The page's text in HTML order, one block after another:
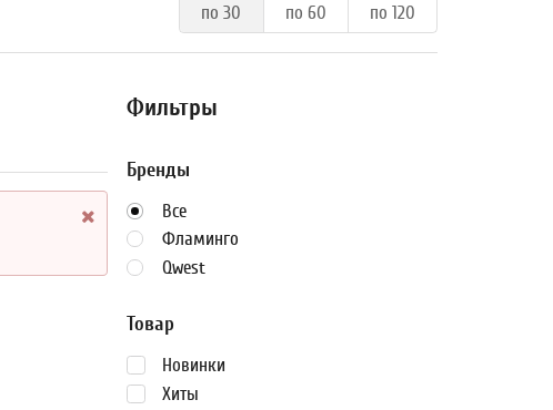
по 30 по 60 по 120
Фильтры
Бренды
Все
Фламинго
Qwest
Товар
Новинки
Хиты